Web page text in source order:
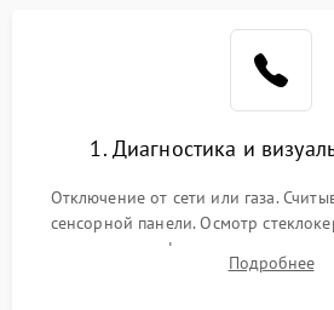
1. Диагностика и
Отключение от сети или газа.
сенсорной панели. Осмотр
проверка конфорок на
клиента о симптомах (неПодробнее